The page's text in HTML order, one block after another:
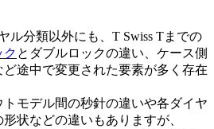
ル分類以外にも、T Swiss Tまでの
ク とダブルロックの違い、ケース側
途中で変更された要素が多く存在
モデル間の秒針の違いや各ダイヤ
状などの違いもありますが、